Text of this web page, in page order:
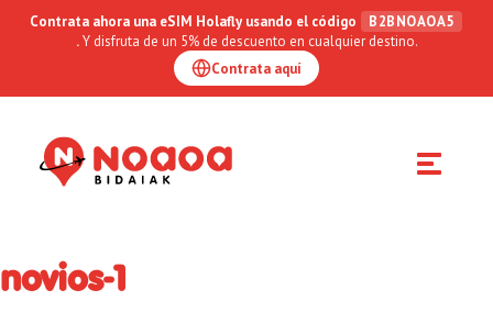
Contrata ahora una eSIM Holafly usando el código
B2BNOAOA5
. Y disfruta de un 5% de descuento en cualquier destino.
Contrata aquí
Toggle
navigation
novios-1